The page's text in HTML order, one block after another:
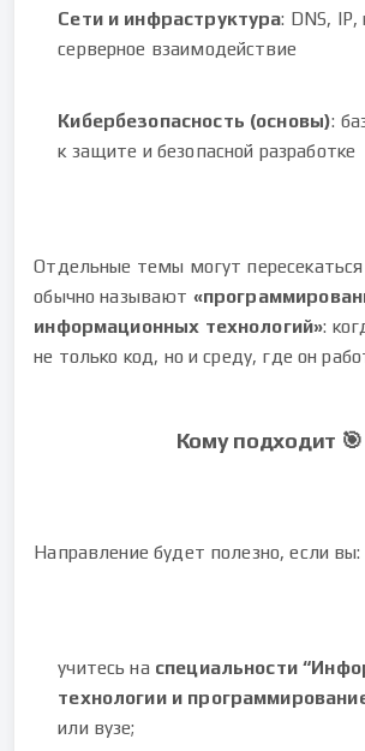
Сети и инфраструктура: DNS, IP,
серверное взаимодействие
Кибербезопасность (основы):
к защите и безопасной разработке
Отдельные темы могут
обычно называют
информационных технологий»:
не только код, но и среду, где он
Кому подходит 🎯
Направление будет полезно, если вы:
учитесь на специальности
технологии и
или вузе;